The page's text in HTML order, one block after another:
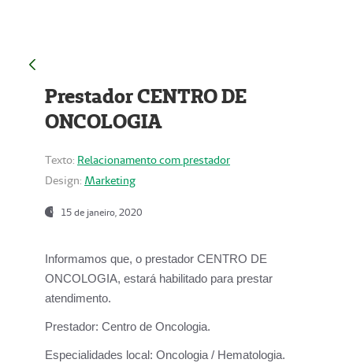
Prestador CENTRO DE
ONCOLOGIA
Texto: Relacionamento com prestador
Design: Marketing
15 de janeiro, 2020
Informamos que, o prestador CENTRO DE
ONCOLOGIA, estará habilitado para prestar
atendimento.
Prestador: Centro de Oncologia.
Especialidades local: Oncologia / Hematologia.